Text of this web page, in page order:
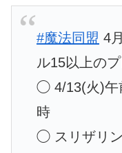
#魔法同盟 4
ル15以上の
◯ 4/13(火)午
時
◯ スリザリ